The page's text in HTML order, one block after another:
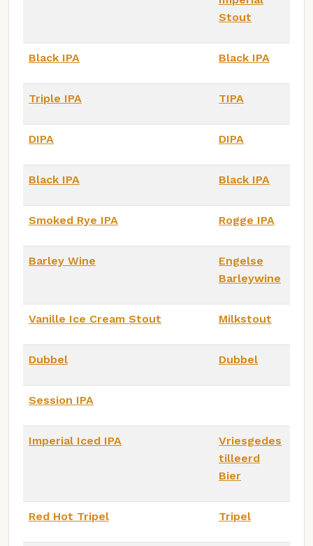
Stout
Black IPA Black IPA
Triple IPA TIPA
DIPA DIPA
Black IPA Black IPA
Smoked Rye IPA Rogge IPA
Barley Wine
Engelse
Barleywine
Vanille Ice Cream Stout Milkstout
Dubbel Dubbel
Session IPA
Imperial Iced IPA
Vriesgedes
tilleerd
Bier
Red Hot Tripel Tripel